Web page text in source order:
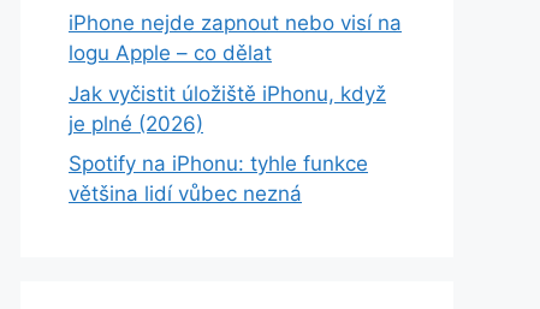
iPhone nejde zapnout nebo visí na
logu Apple – co dělat
Jak vyčistit úložiště iPhonu, když
je plné (2026)
Spotify na iPhonu: tyhle funkce
většina lidí vůbec nezná